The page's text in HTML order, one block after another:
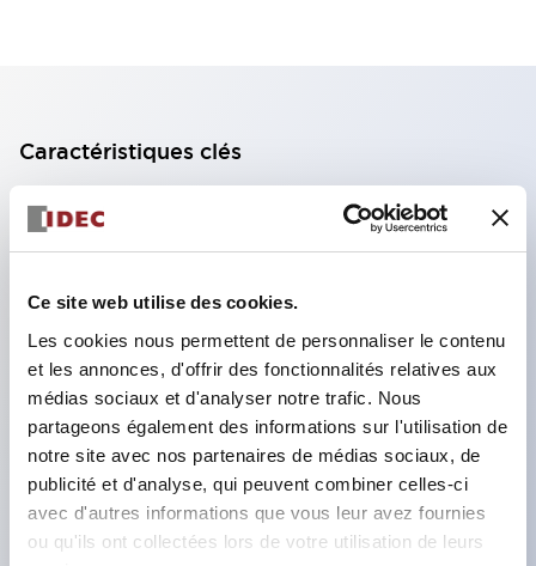
Ce site web utilise des cookies.
Les cookies nous permettent de personnaliser le contenu
et les annonces, d'offrir des fonctionnalités relatives aux
médias sociaux et d'analyser notre trafic. Nous
partageons également des informations sur l'utilisation de
notre site avec nos partenaires de médias sociaux, de
publicité et d'analyse, qui peuvent combiner celles-ci
avec d'autres informations que vous leur avez fournies
ou qu'ils ont collectées lors de votre utilisation de leurs
Caractéristiques clés
Bloc de contact à 2 étages avec 2 contacts,
permettant une configuration à 4 contacts
contact à 11 étages), 59,9 mm (*bloc de contact à
22 étages). Conception peu encombrante
possible.
Structure de sécurité de 3e génération :
déclenchement à 2 actions, garde intégrée,
structure de protection des doigts IP20.